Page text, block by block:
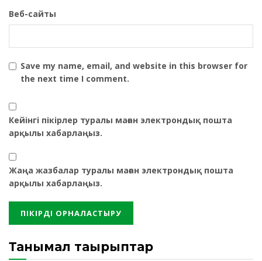
Веб-сайты
Save my name, email, and website in this browser for
the next time I comment.
Кейінгі пікірлер туралы маған электрондық пошта
арқылы хабарлаңыз.
Жаңа жазбалар туралы маған электрондық пошта
арқылы хабарлаңыз.
Танымал тақырыптар